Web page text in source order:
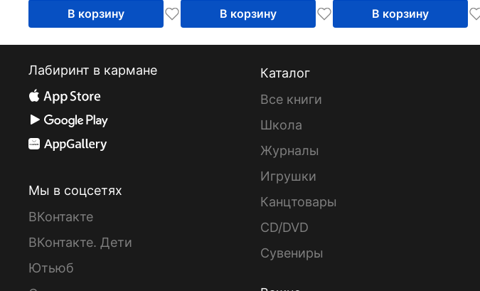
В корзину В корзину В корзину
Лабиринт в кармане
Мы в соцсетях
ВКонтакте
ВКонтакте. Дети
Ютьюб
Каталог
Все книги
Школа
Журналы
Игрушки
Канцтовары
CD/DVD
Сувениры